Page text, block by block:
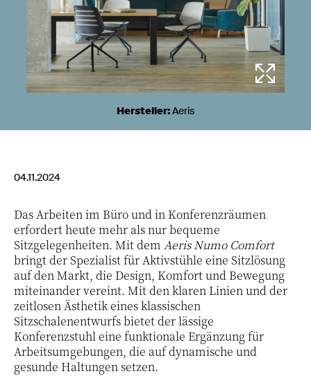
Hersteller:Aeris
04.11.2024
Das Arbeiten im Büro und in Konferenzräumen
erfordert heute mehr als nur bequeme
Sitzgelegenheiten. Mit dem Aeris Numo Comfort
bringt der Spezialist für Aktivstühle eine Sitzlösung
auf den Markt, die Design, Komfort und Bewegung
miteinander vereint. Mit den klaren Linien und der
zeitlosen Ästhetik eines klassischen
Sitzschalenentwurfs bietet der lässige
Konferenzstuhl eine funktionale Ergänzung für
Arbeitsumgebungen, die auf dynamische und
gesunde Haltungen setzen.